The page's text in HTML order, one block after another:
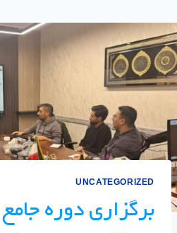
UNCATEGORIZED
برگزاری دوره